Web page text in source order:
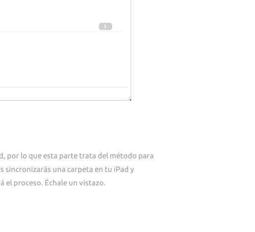
por lo que esta parte trata del método para
sincronizarás una carpeta en tu iPad y
el proceso. Échale un vistazo.